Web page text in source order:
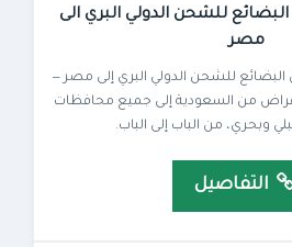
للشحن الدولي البري الى
مصر
للشحن الدولي البري إلى مصر —
من السعودية إلى جميع محافظات
من الباب إلى الباب.
التفاصيل